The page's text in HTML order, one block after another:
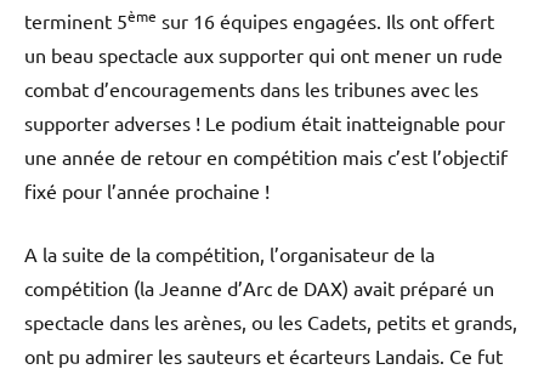
terminent 5ème sur 16 équipes engagées. Ils ont offert
un beau spectacle aux supporter qui ont mener un rude
combat d’encouragements dans les tribunes avec les
supporter adverses ! Le podium était inatteignable pour
une année de retour en compétition mais c’est l’objectif
fixé pour l’année prochaine !
A la suite de la compétition, l’organisateur de la
compétition (la Jeanne d’Arc de DAX) avait préparé un
spectacle dans les arènes, ou les Cadets, petits et grands,
ont pu admirer les sauteurs et écarteurs Landais. Ce fut